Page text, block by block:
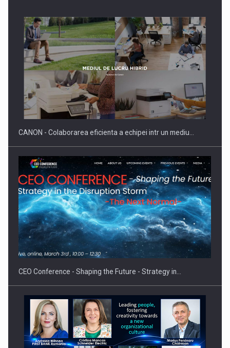
SAPTE PERSONALITATI DIN MEDIUL DE AFACERI, ACADEMIC
SI INSTITUTIONAL…
Hard Enduro Piatra Craiului 2026, fueled by benzinariile RO…
CANON - Colaborarea eficienta a echipei intr un mediu…
CEO Conference - Shaping the Future - Strategy in…